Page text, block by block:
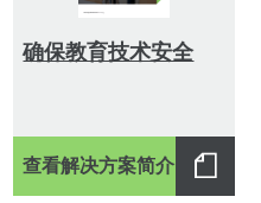
确保教育技术安全
查看解决方案简介